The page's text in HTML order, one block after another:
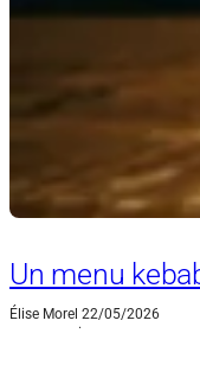
Un menu
Élise Morel
·
22/05/2026